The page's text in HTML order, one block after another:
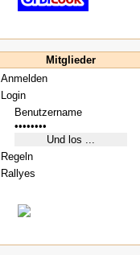
Mitglieder
Anmelden
Login
Regeln
Rallyes